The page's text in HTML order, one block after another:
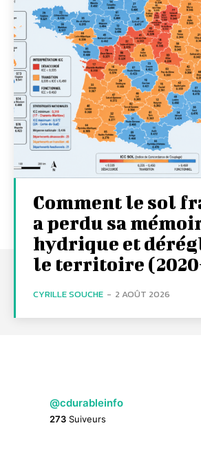
Comment le sol
a perdu sa
hydrique et
le territoire
CYRILLE SOUCHE - 2 AOÛT 2026
@cdurableinfo
273 Suiveurs